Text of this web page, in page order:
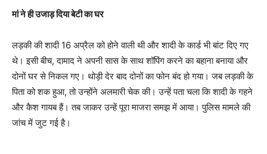
मां ने ही उजाड़ दिया बेटी का घर
लड़की की शादी 16 अप्रैल को होने वाली थी और शादी के कार्ड भी बांट दिए गए
थे। इसी बीच, दामाद ने अपनी सास के साथ शॉपिंग करने का बहाना बनाया और
दोनों घर से निकल गए। थोड़ी देर बाद दोनों का फोन बंद हो गया। जब लड़की के
पिता को शक हुआ, तो उन्होंने अलमारी चेक की। उन्हें पता चला कि शादी के गहने
और कैश गायब हैं। तब जाकर उन्हें पूरा माजरा समझ में आया। पुलिस मामले की
जांच में जुट गई है।